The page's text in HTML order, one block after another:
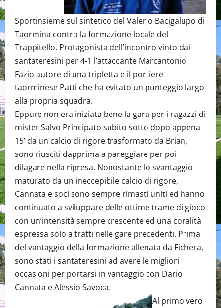
Sportinsieme sul sintetico del Valerio Bacigalupo di
Taormina contro la formazione locale del
Trappitello. Protagonista dell’incontro vinto dai
santateresini per 4-1 l’attaccante Marcantonio
Fazio autore di una tripletta e il portiere
taorminese Patti che ha evitato un punteggio largo
alla propria squadra.
Eppure non era iniziata bene la gara per i ragazzi di
mister Salvo Principato subito sotto dopo appena
15’ da un calcio di rigore trasformato da Brian,
sono riusciti dapprima a pareggiare per poi
dilagare nella ripresa. Nonostante lo svantaggio
maturato da un ineccepibile calcio di rigore,
Cannata e soci sono sempre rimasti uniti ed hanno
continuato a sviluppare delle ottime trame di gioco
con un’intensità sempre crescente ed una coralità
espressa solo a tratti nelle gare precedenti. Prima
del vantaggio della formazione allenata da Fichera,
sono stati i santateresini ad avere le migliori
occasioni per portarsi in vantaggio con Dario
Cannata e Alessio Savoca.
Al primo vero